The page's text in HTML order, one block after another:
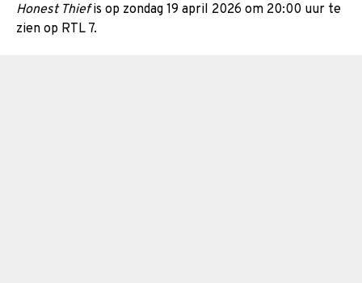
Honest Thiefis op zondag 19 april 2026 om 20:00 uur te
zien op RTL 7.